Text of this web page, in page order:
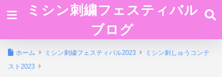
ミシン刺繍フェスティバル
ブログ
ホーム ミシン刺繍フェスティバル2023
ミシン刺しゅうコンテ
スト2023